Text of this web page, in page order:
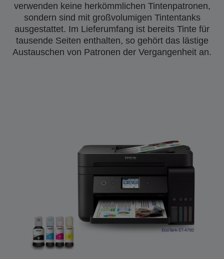
verwenden keine herkömmlichen Tintenpatronen,
sondern sind mit großvolumigen Tintentanks
ausgestattet. Im Lieferumfang ist bereits Tinte für
tausende Seiten enthalten, so gehört das lästige
Austauschen von Patronen der Vergangenheit an.